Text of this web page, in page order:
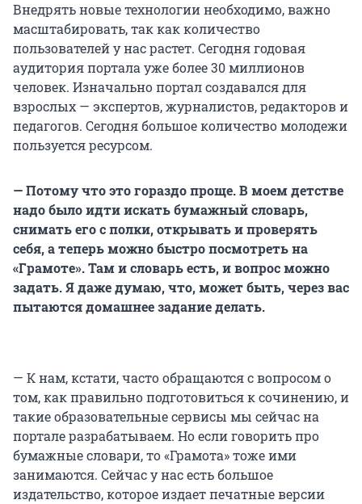
Внедрять новые технологии необходимо, важно
масштабировать, так как количество
пользователей у нас растет. Сегодня годовая
аудитория портала уже более 30 миллионов
человек. Изначально портал создавался для
взрослых — экспертов, журналистов, редакторов и
педагогов. Сегодня большое количество молодежи
пользуется ресурсом.
— Потому что это гораздо проще. В моем детстве
надо было идти искать бумажный словарь,
снимать его с полки, открывать и проверять
себя, а теперь можно быстро посмотреть на
«Грамоте». Там и словарь есть, и вопрос можно
задать. Я даже думаю, что, может быть, через вас
пытаются домашнее задание делать.
— К нам, кстати, часто обращаются с вопросом о
том, как правильно подготовиться к сочинению, и
такие образовательные сервисы мы сейчас на
портале разрабатываем. Но если говорить про
бумажные словари, то «Грамота» тоже ими
занимаются. Сейчас у нас есть большое
издательство, которое издает печатные версии